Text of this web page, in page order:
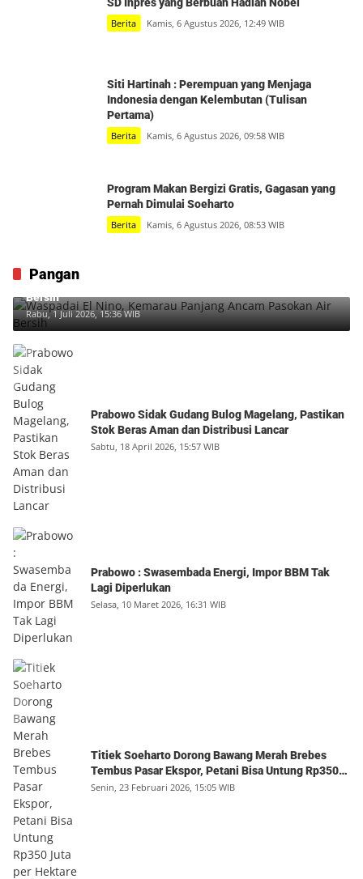
Berita Kamis, 6 Agustus 2026, 12:49 WIB
Siti Hartinah : Perempuan yang Menjaga
Indonesia dengan Kelembutan (Tulisan
Pertama)
Berita Kamis, 6 Agustus 2026, 09:58 WIB
Program Makan Bergizi Gratis, Gagasan yang
Pernah Dimulai Soeharto
Berita Kamis, 6 Agustus 2026, 08:53 WIB
Pangan
Waspadai El Nino, Kemarau Panjang Ancam Pasokan Air
Bersih
Rabu, 1 Juli 2026, 15:36 WIB
Prabowo Sidak Gudang Bulog Magelang, Pastikan
Stok Beras Aman dan Distribusi Lancar
Sabtu, 18 April 2026, 15:57 WIB
Prabowo : Swasembada Energi, Impor BBM Tak
Lagi Diperlukan
Selasa, 10 Maret 2026, 16:31 WIB
Titiek Soeharto Dorong Bawang Merah Brebes
Tembus Pasar Ekspor, Petani Bisa Untung Rp350
Juta per Hektare
Senin, 23 Februari 2026, 15:05 WIB